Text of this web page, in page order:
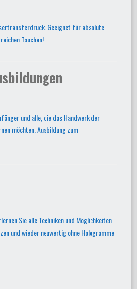
Geeignet für absolute
Tauchen!
und alle, die das Handwerk der
möchten. Ausbildung zum
Sie alle Techniken und Möglichkeiten
und wieder neuwertig ohne Hologramme